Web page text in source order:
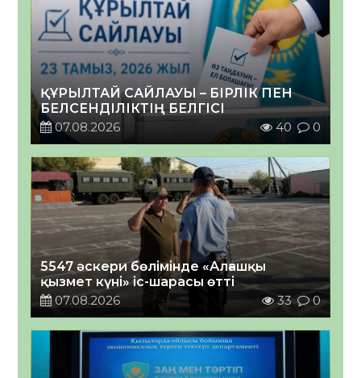
ҚҰРЫЛТАЙ САЙЛАУЫ – БІРЛІК ПЕН
БЕЛСЕНДІЛІКТІҢ БЕЛГІСІ
07.08.2026
40 0
5547 әскери бөлімінде «Алғашқы
қызмет күні» іс-шарасы өтті
07.08.2026
33 0